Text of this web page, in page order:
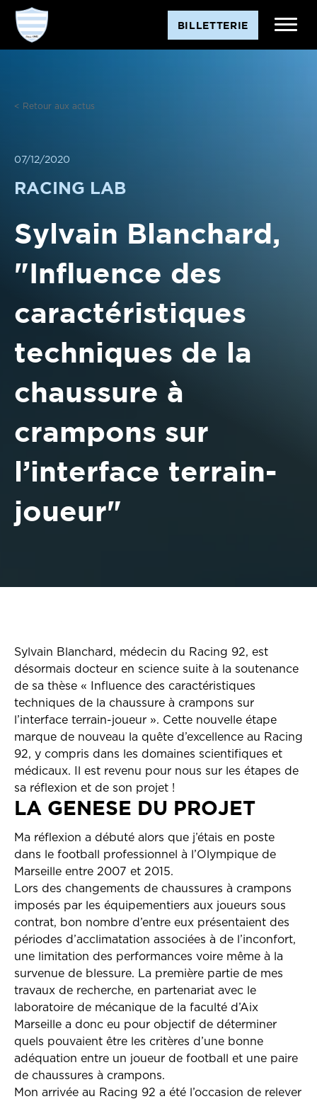
Aller
contenu
BILLETTERIE
< Retour aux actus
07/12/2020
RACING LAB
Sylvain Blanchard,
"Influence des
caractéristiques
techniques de la
chaussure à
crampons sur
l’interface terrain-
joueur"
Sylvain Blanchard, médecin du Racing 92, est
désormais docteur en science suite à la soutenance
de sa thèse « Influence des caractéristiques
techniques de la chaussure à crampons sur
l’interface terrain-joueur ». Cette nouvelle étape
marque de nouveau la quête d’excellence au Racing
92, y compris dans les domaines scientifiques et
médicaux. Il est revenu pour nous sur les étapes de
sa réflexion et de son projet !
LA GENESE DU PROJET
Ma réflexion a débuté alors que j’étais en poste
dans le football professionnel à l’Olympique de
Marseille entre 2007 et 2015.
Lors des changements de chaussures à crampons
imposés par les équipementiers aux joueurs sous
contrat, bon nombre d’entre eux présentaient des
périodes d’acclimatation associées à de l’inconfort,
une limitation des performances voire même à la
survenue de blessure. La première partie de mes
travaux de recherche, en partenariat avec le
laboratoire de mécanique de la faculté d’Aix
Marseille a donc eu pour objectif de déterminer
quels pouvaient être les critères d’une bonne
adéquation entre un joueur de football et une paire
de chaussures à crampons.
Mon arrivée au Racing 92 a été l’occasion de relever